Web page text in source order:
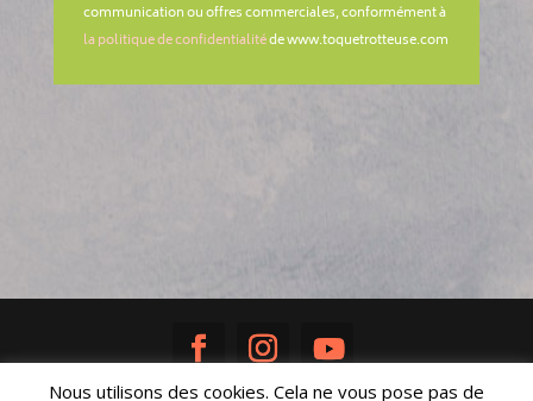
communication ou offres commerciales, conformément à
la politique de confidentialitéde www.toquetrotteuse.com
Nous utilisons des cookies. Cela ne vous pose pas de